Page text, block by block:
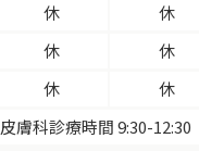
休 休
休 休
休 休
皮膚科診療時間 9:30-12:30